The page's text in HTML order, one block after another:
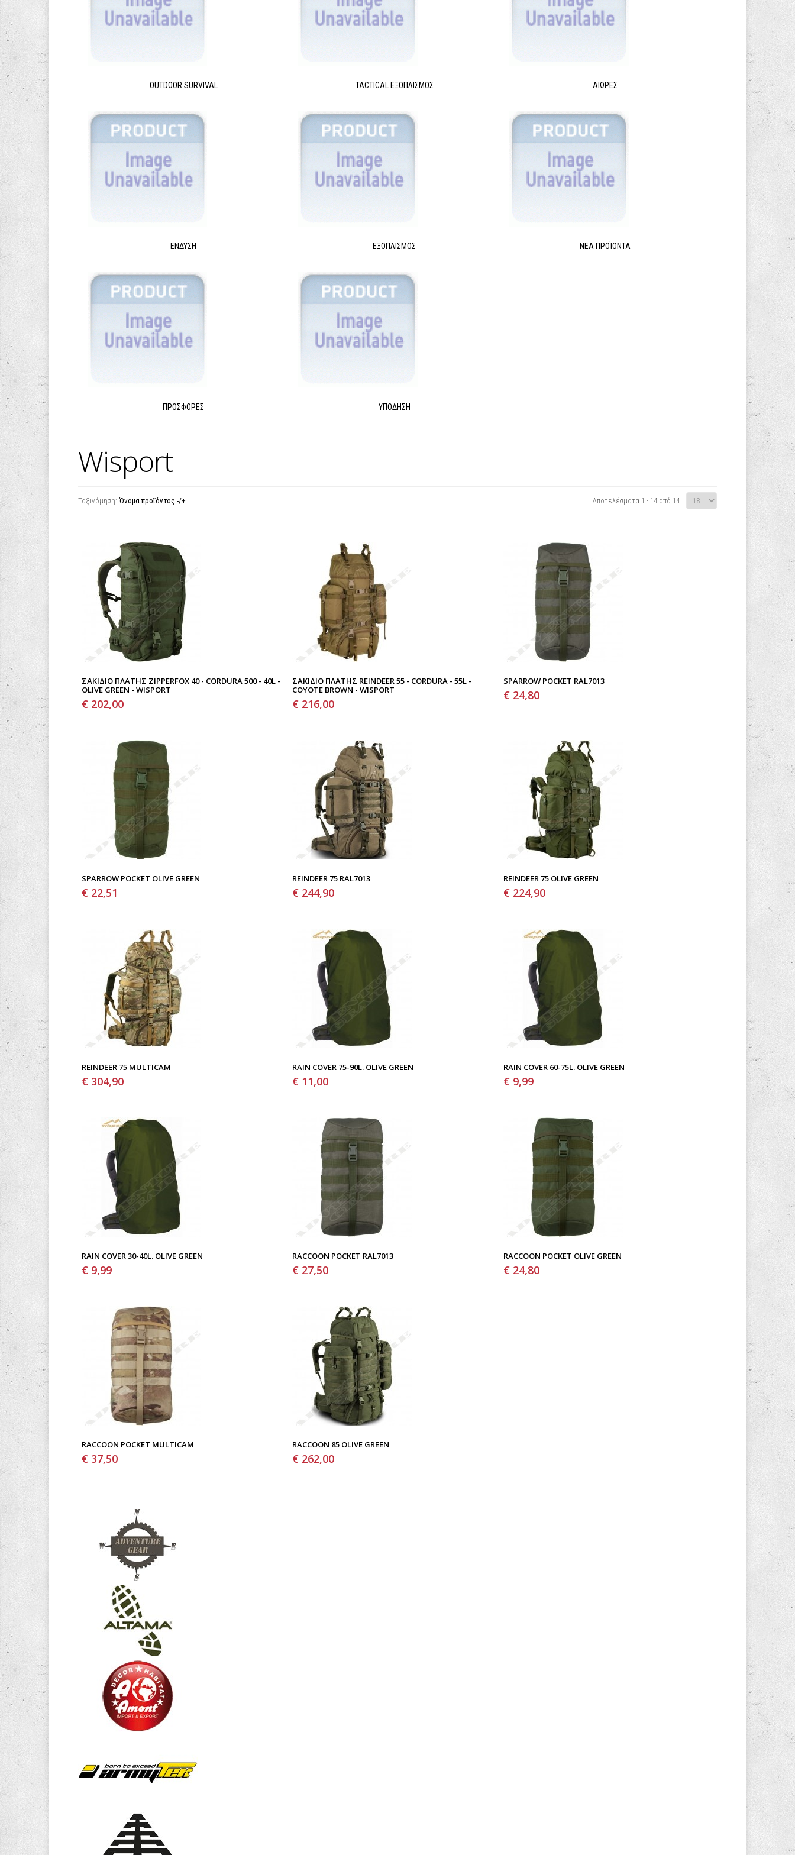
OUTDOOR SURVIVAL TACTICAL ΕΞΟΠΛΙΣΜΌΣ ΑΙΩΡΕΣ
ΈΝΔΥΣΗ ΕΞΟΠΛΙΣΜΌΣ ΝΈΑ ΠΡΟΪΌΝΤΑ
ΠΡΟΣΦΟΡΈΣ ΥΠΌΔΗΣΗ
Wisport
Ταξινόμηση: Όνομα προϊόντος -/+ Αποτελέσματα 1 - 14 από 14
ΣΑΚΊΔΙΟ ΠΛΆΤΗΣ ZIPPERFOX 40 - CORDURA 500 - 40L -
OLIVE GREEN - WISPORT
€ 202,00
ΣΑΚΊΔΙΟ ΠΛΆΤΗΣ REINDEER 55 - CORDURA - 55L -
COYOTE BROWN - WISPORT
€ 216,00
SPARROW POCKET RAL7013
€ 24,80
SPARROW POCKET OLIVE GREEN
€ 22,51
REINDEER 75 RAL7013
€ 244,90
REINDEER 75 OLIVE GREEN
€ 224,90
REINDEER 75 MULTICAM
€ 304,90
RAIN COVER 75-90L. OLIVE GREEN
€ 11,00
RAIN COVER 60-75L. OLIVE GREEN
€ 9,99
RAIN COVER 30-40L. OLIVE GREEN
€ 9,99
RACCOON POCKET RAL7013
€ 27,50
RACCOON POCKET OLIVE GREEN
€ 24,80
RACCOON POCKET MULTICAM
€ 37,50
RACCOON 85 OLIVE GREEN
€ 262,00